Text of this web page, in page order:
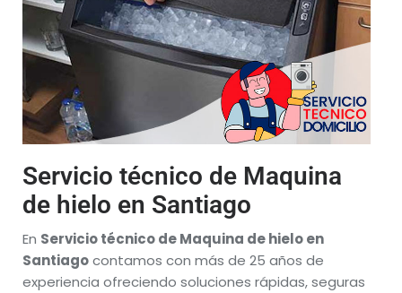
Servicio técnico de Maquina
de hielo en Santiago
En Servicio técnico de Maquina de hielo en
Santiagocontamos con más de 25 años de
experiencia ofreciendo soluciones rápidas, seguras